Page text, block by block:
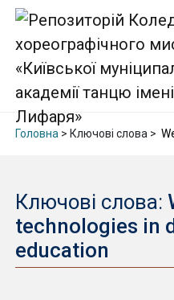
Головна > Ключові слова >
Ключові слова:
technologies in
education